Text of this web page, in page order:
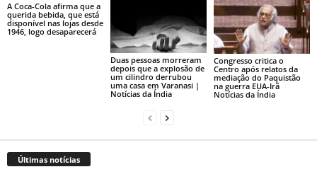
A Coca-Cola afirma que a
querida bebida, que está
disponível nas lojas desde
1946, logo desaparecerá
Duas pessoas morreram
depois que a explosão de
um cilindro derrubou
uma casa em Varanasi |
Notícias da Índia
Congresso critica o
Centro após relatos da
mediação do Paquistão
na guerra EUA-Irã
Notícias da Índia
Últimas notícias